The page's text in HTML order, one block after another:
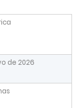
de 2026